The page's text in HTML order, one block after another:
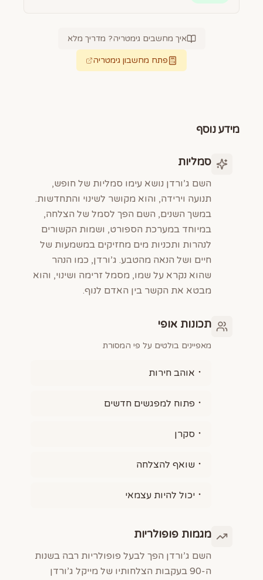
איך מחשבים גימטריה? מדריך מלא
פתח מחשבון גימטריה
מידע נוסף
סמליות
השם ג’ורדן נושא עימו סמליות של חופש,
תנועה וירידה, והוא מקושר לשינוי והתחדשות.
במשך השנים, השם הפך לסמל של הצלחה,
במיוחד במערכת הספורט, ושמות הקשורים
לנהרות ותכניות מים מחזיקים במשמעות של
חיים ושל הנאה מהטבע. ג’ורדן, כמו הנהר
שהוא נקרא על שמו, מסמל זרימה ושינוי, והוא
מבטא את הקשר בין האדם לנוף.
תכונות אופי
מאפיינים בולטים על פי המסורת
אוהב חירות
פתוח למפגשים חדשים
סקרן
שואף להצלחה
יכול להיות עצמאי
מגמות פופולריות
השם ג’ורדן הפך לבעל פופולריות רבה בשנות
ה-90 בעקבות הצלחותיו של מייקל ג’ורדן